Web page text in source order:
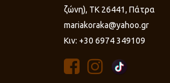
ζώνη), ΤΚ 26441, Πάτρα
mariakoraka@yahoo.gr
Κιν: +30 6974 349109